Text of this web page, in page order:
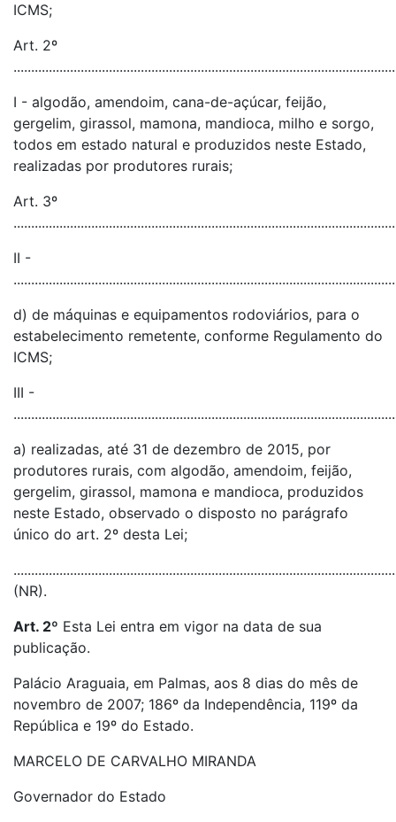
ICMS;
Art. 2º
I - algodão, amendoim, cana-de-açúcar, feijão,
gergelim, girassol, mamona, mandioca, milho e sorgo,
todos em estado natural e produzidos neste Estado,
realizadas por produtores rurais;
Art. 3º
II -
d) de máquinas e equipamentos rodoviários, para o
estabelecimento remetente, conforme Regulamento do
ICMS;
III -
a) realizadas, até 31 de dezembro de 2015, por
produtores rurais, com algodão, amendoim, feijão,
gergelim, girassol, mamona e mandioca, produzidos
neste Estado, observado o disposto no parágrafo
único do art. 2º desta Lei;
(NR).
Art. 2º Esta Lei entra em vigor na data de sua
publicação.
Palácio Araguaia, em Palmas, aos 8 dias do mês de
novembro de 2007; 186º da Independência, 119º da
República e 19º do Estado.
MARCELO DE CARVALHO MIRANDA
Governador do Estado